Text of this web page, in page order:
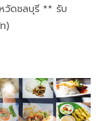
ดชลบุรี ** รับ
)